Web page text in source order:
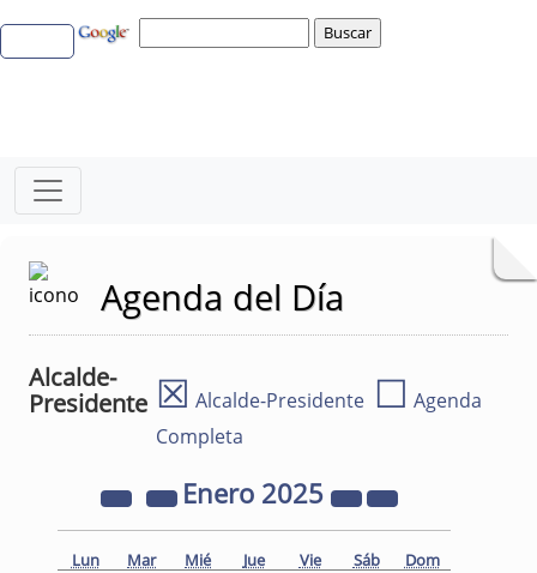
Agenda del Día
Alcalde-
Presidente ☒ Alcalde-Presidente ☐ Agenda
Completa
Enero 2025
Lun Mar Mié Jue Vie Sáb Dom